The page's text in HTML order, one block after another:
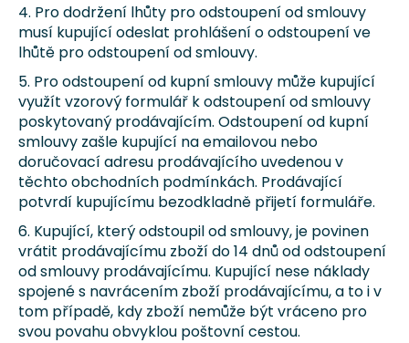
4. Pro dodržení lhůty pro odstoupení od smlouvy
musí kupující odeslat prohlášení o odstoupení ve
lhůtě pro odstoupení od smlouvy.
5. Pro odstoupení od kupní smlouvy může kupující
využít vzorový formulář k odstoupení od smlouvy
poskytovaný prodávajícím. Odstoupení od kupní
smlouvy zašle kupující na emailovou nebo
doručovací adresu prodávajícího uvedenou v
těchto obchodních podmínkách. Prodávající
potvrdí kupujícímu bezodkladně přijetí formuláře.
6. Kupující, který odstoupil od smlouvy, je povinen
vrátit prodávajícímu zboží do 14 dnů od odstoupení
od smlouvy prodávajícímu. Kupující nese náklady
spojené s navrácením zboží prodávajícímu, a to i v
tom případě, kdy zboží nemůže být vráceno pro
svou povahu obvyklou poštovní cestou.